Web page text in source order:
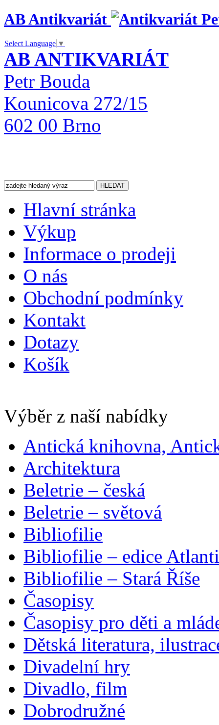
AB Antikvariát
Select Language ▼
AB ANTIKVARIÁT
Petr Bouda
Kounicova 272/15
602 00 Brno
Hlavní stránka
Výkup
Informace o prodeji
O nás
Obchodní podmínky
Kontakt
Dotazy
Košík
Výběr z naší nabídky
Antická knihovna,
Architektura
Beletrie – česká
Beletrie – světová
Bibliofilie
Bibliofilie – edice
Bibliofilie – Stará Říše
Časopisy
Časopisy pro děti a
Dětská literatura,
Divadelní hry
Divadlo, film
Dobrodružné